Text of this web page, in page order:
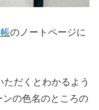
のノートページに
ただくとわかるよう
ンの色名のところの